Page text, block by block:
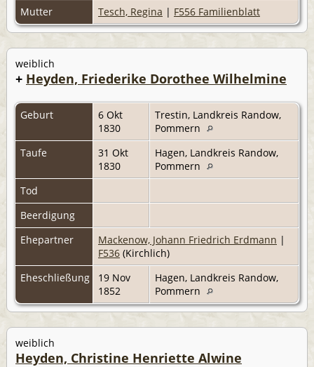
Mutter
Tesch, Regina | F556 Familienblatt
weiblich
+ Heyden, Friederike Dorothee Wilhelmine
Geburt
6 Okt
1830
Trestin, Landkreis Randow,
Pommern
Taufe
31 Okt
1830
Hagen, Landkreis Randow,
Pommern
Tod
Beerdigung
Ehepartner
Mackenow, Johann Friedrich Erdmann |
F536 (Kirchlich)
Eheschließung
19 Nov
1852
Hagen, Landkreis Randow,
Pommern
weiblich
Heyden, Christine Henriette Alwine